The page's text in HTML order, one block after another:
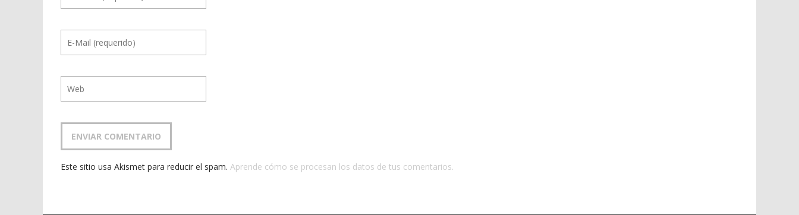
Este sitio usa Akismet para reducir el spam. Aprende cómo se procesan los datos de tus comentarios.